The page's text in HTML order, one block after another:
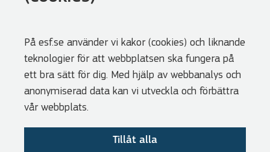
På esf.se använder vi kakor (cookies) och liknande
teknologier för att webbplatsen ska fungera på
ett bra sätt för dig. Med hjälp av webbanalys och
anonymiserad data kan vi utveckla och förbättra
vår webbplats.
Tillåt alla
Nyhetsbrev
Genvägar
Webbshoppen